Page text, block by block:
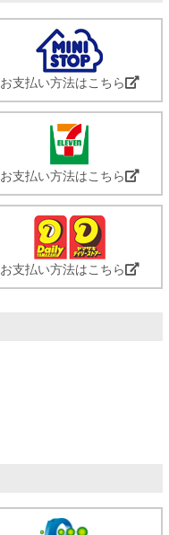
お支払い方法はこちら
お支払い方法はこちら
お支払い方法はこちら